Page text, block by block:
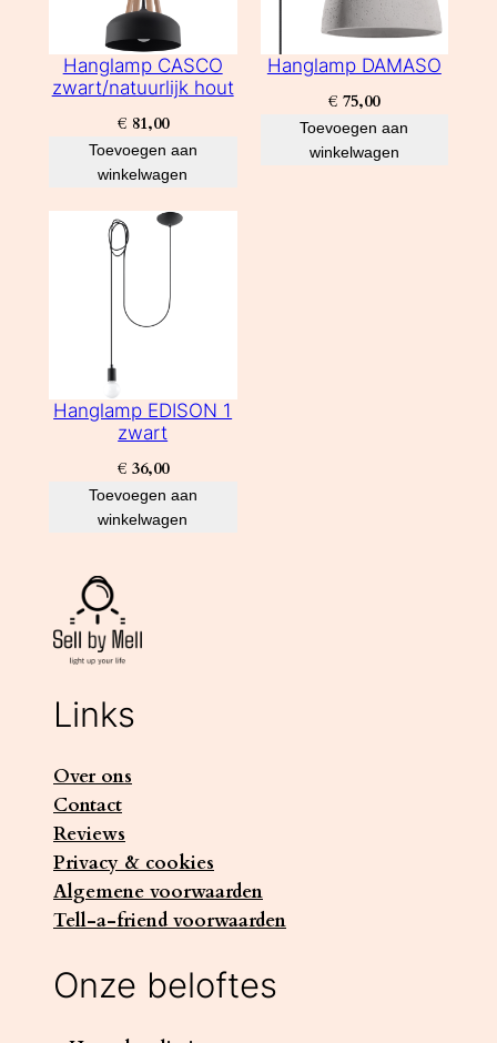
Hanglamp CASCO
zwart/natuurlijk hout
€ 81,00
Toevoegen aan
winkelwagen
Hanglamp DAMASO
€ 75,00
Toevoegen aan
winkelwagen
Hanglamp EDISON 1
zwart
€ 36,00
Toevoegen aan
winkelwagen
Links
Over ons
Contact
Reviews
Privacy & cookies
Algemene voorwaarden
Tell-a-friend voorwaarden
Onze beloftes